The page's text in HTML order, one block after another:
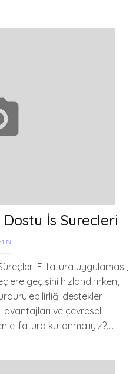
İs Surecleri
E-fatura uygulaması,
geçişini hızlandırırken,
destekler.
avantajları ve çevresel
e-fatura kullanmalıyız?….